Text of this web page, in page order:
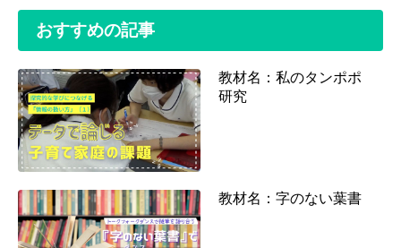
おすすめの記事
教材名：私のタンポポ
研究
教材名：字のない葉書